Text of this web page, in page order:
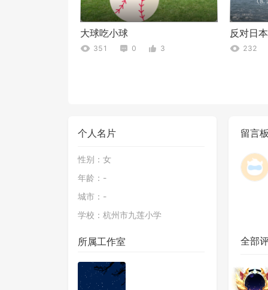
大球吃小球
351 0 3 232
147
个人名片
性别： 女
年龄： -
城市： -
学校： 杭州市九莲小学
所属工作室
留言
全部